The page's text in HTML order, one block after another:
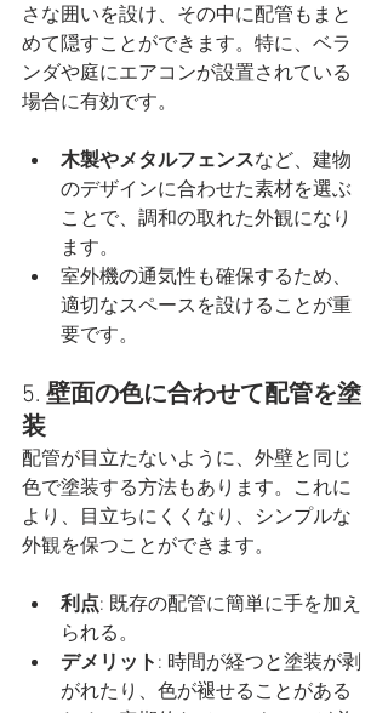
さな囲いを設け、その中に配管もまと
めて隠すことができます。特に、ベラ
ンダや庭にエアコンが設置されている
場合に有効です。
木製やメタルフェンスなど、建物
のデザインに合わせた素材を選ぶ
ことで、調和の取れた外観になり
ます。
室外機の通気性も確保するため、
適切なスペースを設けることが重
要です。
5. 壁面の色に合わせて配管を塗
装
配管が目立たないように、外壁と同じ
色で塗装する方法もあります。これに
より、目立ちにくくなり、シンプルな
外観を保つことができます。
利点: 既存の配管に簡単に手を加え
られる。
デメリット : 時間が経つと塗装が剥
がれたり、色が褪せることがある